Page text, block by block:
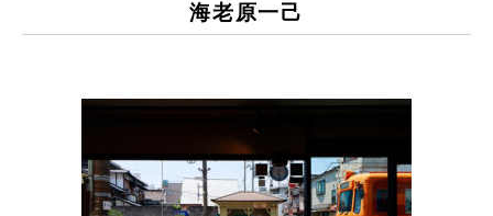
海老原一己